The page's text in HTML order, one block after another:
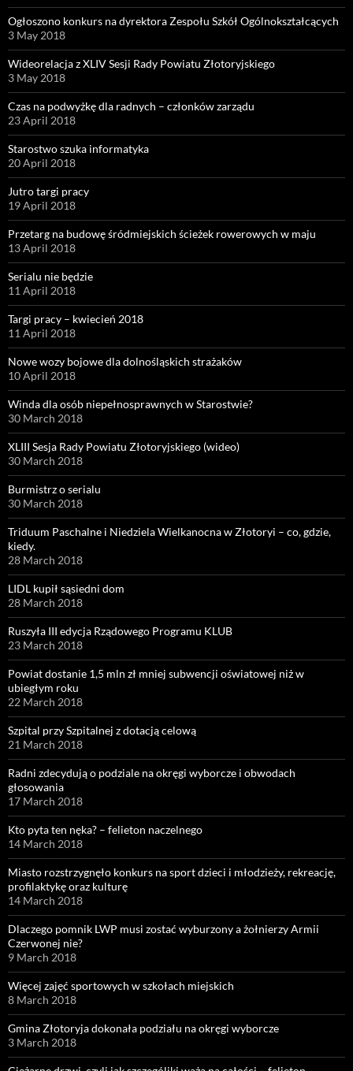
Ogłoszono konkurs na dyrektora Zespołu Szkół Ogólnokształcących
3 May 2018
Wideorelacja z XLIV Sesji Rady Powiatu Złotoryjskiego
3 May 2018
Czas na podwyżkę dla radnych – członków zarządu
23 April 2018
Starostwo szuka informatyka
20 April 2018
Jutro targi pracy
19 April 2018
Przetarg na budowę śródmiejskich ścieżek rowerowych w maju
13 April 2018
Serialu nie będzie
11 April 2018
Targi pracy – kwiecień 2018
11 April 2018
Nowe wozy bojowe dla dolnośląskich strażaków
10 April 2018
Winda dla osób niepełnosprawnych w Starostwie?
30 March 2018
XLIII Sesja Rady Powiatu Złotoryjskiego (wideo)
30 March 2018
Burmistrz o serialu
30 March 2018
Triduum Paschalne i Niedziela Wielkanocna w Złotoryi – co, gdzie,
kiedy.
28 March 2018
LIDL kupił sąsiedni dom
28 March 2018
Ruszyła III edycja Rządowego Programu KLUB
23 March 2018
Powiat dostanie 1,5 mln zł mniej subwencji oświatowej niż w
ubiegłym roku
22 March 2018
Szpital przy Szpitalnej z dotacją celową
21 March 2018
Radni zdecydują o podziale na okręgi wyborcze i obwodach
głosowania
17 March 2018
Kto pyta ten nęka? – felieton naczelnego
14 March 2018
Miasto rozstrzygnęło konkurs na sport dzieci i młodzieży, rekreację,
profilaktykę oraz kulturę
14 March 2018
Dlaczego pomnik LWP musi zostać wyburzony a żołnierzy Armii
Czerwonej nie?
9 March 2018
Więcej zajęć sportowych w szkołach miejskich
8 March 2018
Gmina Złotoryja dokonała podziału na okręgi wyborcze
3 March 2018